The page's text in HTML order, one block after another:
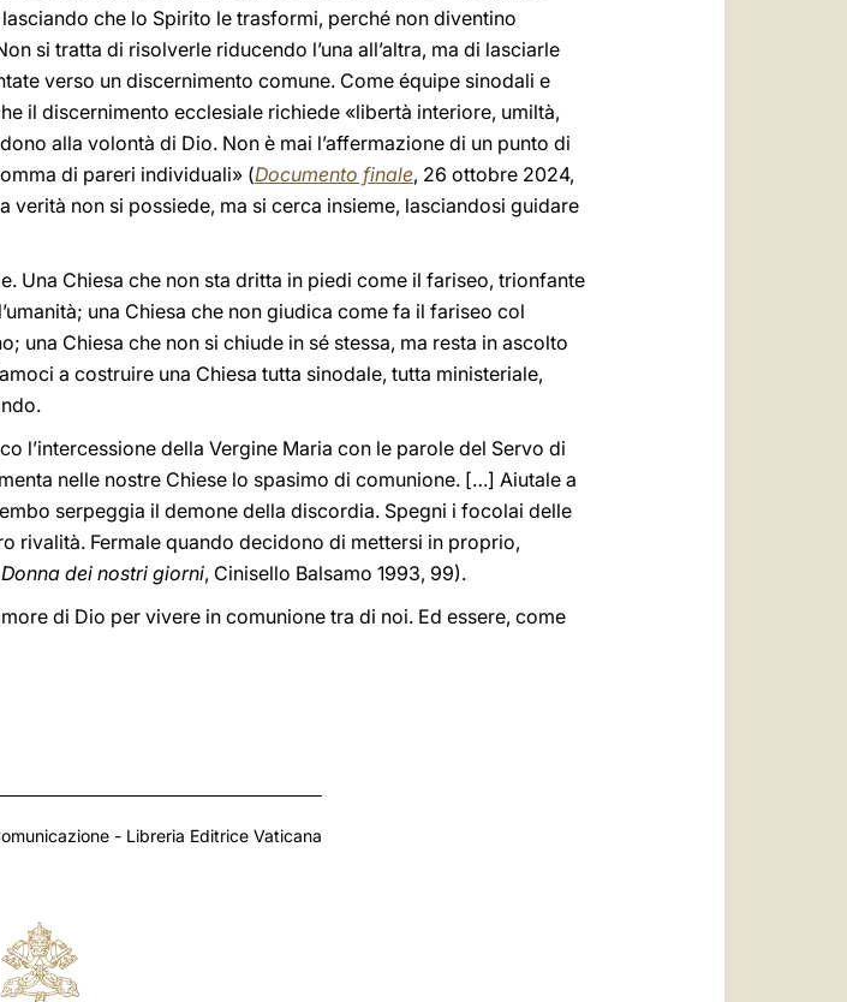
che lo Spirito le trasformi, perché non diventino
si tratta di risolverle riducendo l’una all’altra, ma di lasciarle
verso un discernimento comune. Come équipe sinodali e
il discernimento ecclesiale richiede «libertà interiore, umiltà,
alla volontà di Dio. Non è mai l’affermazione di un punto di
di pareri individuali» (Documento finale, 26 ottobre 2024,
verità non si possiede, ma si cerca insieme, lasciandosi guidare
Una Chiesa che non sta dritta in piedi come il fariseo, trionfante
una Chiesa che non giudica come fa il fariseo col
una Chiesa che non si chiude in sé stessa, ma resta in ascolto
a costruire una Chiesa tutta sinodale, tutta ministeriale,
l’intercessione della Vergine Maria con le parole del Servo di
nelle nostre Chiese lo spasimo di comunione. […] Aiutale a
serpeggia il demone della discordia. Spegni i focolai delle
rivalità. Fermale quando decidono di mettersi in proprio,
dei nostri giorni, Cinisello Balsamo 1993, 99).
di Dio per vivere in comunione tra di noi. Ed essere, come
- Libreria Editrice Vaticana